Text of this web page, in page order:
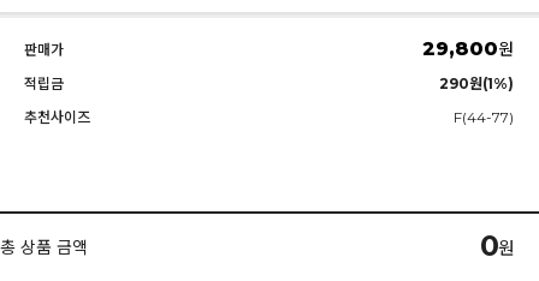
판매가 29,800원
적립금
290원(1%)
추천사이즈
F(44-77)
총 상품 금액 0원